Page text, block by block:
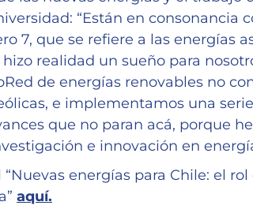
“Están en consonancia
7, que se refiere a las energías
realidad un sueño para
de energías renovables no
e implementamos una
que no paran acá, porque
e innovación en
energías para Chile: el
aquí.